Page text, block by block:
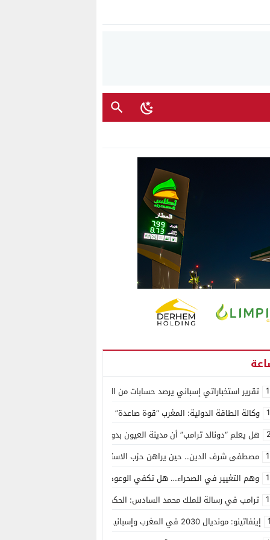
تقرير استخباراتي إسباني يرصد حسابات من الجزائر وأرقاما بـ”213+” ضمن حملة رقمية منظمة حرّضت على اقتحام سبتة
وكالة الطاقة الدولية: المغرب “قوة صاعدة” في سوق المعادن الاستراتيجية
هل يعلم “دونالد ترامب” أن مدينة العيون بدون ماء؟
مصطفى شرف الدين.. حين يراهن حزب الاستقلال على الكفاءة ويمنح الشباب
وهم التغيير في الصحراء… هل تكفي الوعود الفارغة لصناعة الواقع؟
ترامب في رسالة للملك محمد السادس: الحكم الذاتي هو الأساس الوحيد لحل
إينفاتينو: مونديال 2030 في المغرب وإسبانيا والبرتغال سيكون “الأجمل في التاريخ”